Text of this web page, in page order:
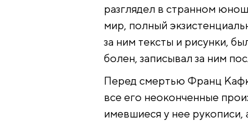
разглядел в странном
мир, полный
за ним тексты и рисунки,
болен, записывал за ним
Перед смертью Франц
все его неоконченные
имевшиеся у нее рукописи,